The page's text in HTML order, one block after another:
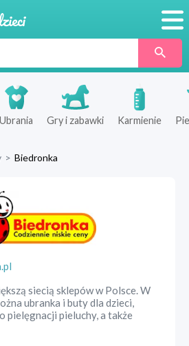
Produkty
Sklepy
Ubrania Gry i zabawki Karmienie
> Biedronka
siecią sklepów w Polsce. W
ubranka i buty dla dzieci,
pielęgnacji pieluchy, a także